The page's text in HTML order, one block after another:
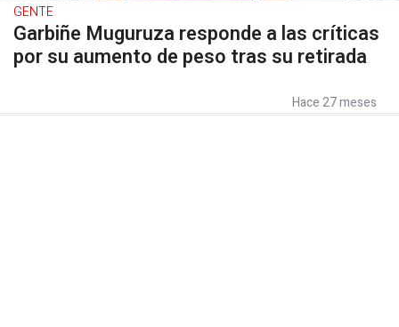
GENTE
Garbiñe Muguruza responde a las críticas
por su aumento de peso tras su retirada
Hace 27 meses